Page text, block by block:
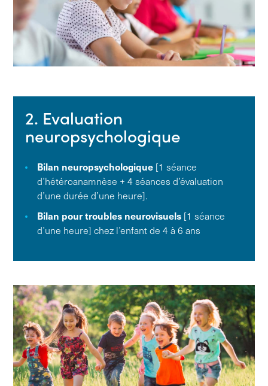
2. Evaluation
neuropsychologique
Bilan neuropsychologique [1 séance
d’hétéroanamnèse + 4 séances d’évaluation
d’une durée d’une heure].
Bilan pour troubles neurovisuels [1 séance
d’une heure] chez l’enfant de 4 à 6 ans